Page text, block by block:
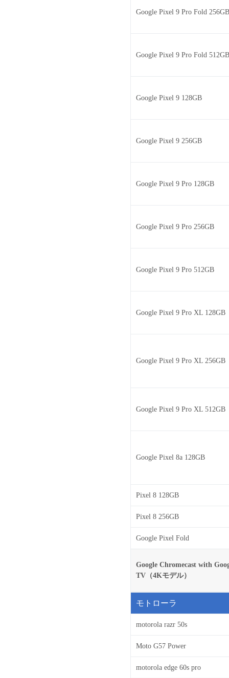
Google Pixel 9 Pro Fold 256GB
Google Pixel 9 Pro Fold 512GB
Google Pixel 9 128GB
Google Pixel 9 256GB
Google Pixel 9 Pro 128GB
Google Pixel 9 Pro 256GB
Google Pixel 9 Pro 512GB
Google Pixel 9 Pro XL 128GB
Google Pixel 9 Pro XL 256GB
Google Pixel 9 Pro XL 512GB
Google Pixel 8a 128GB
Pixel 8 128GB
Pixel 8 256GB
Google Pixel Fold
Google Chromecast with
TV（4Kモデル）
モトローラ
motorola razr 50s
Moto G57 Power
motorola edge 60s pro